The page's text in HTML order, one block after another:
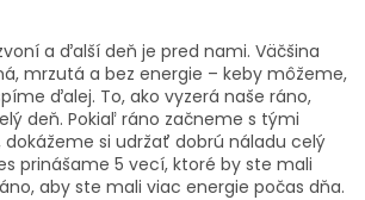
a ďalší deň je pred nami. Väčšina
mrzutá a bez energie – keby môžeme,
ďalej. To, ako vyzerá naše ráno,
deň. Pokiaľ ráno začneme s tými
si udržať dobrú náladu celý
prinášame 5 vecí, ktoré by ste mali
aby ste mali viac energie počas dňa.